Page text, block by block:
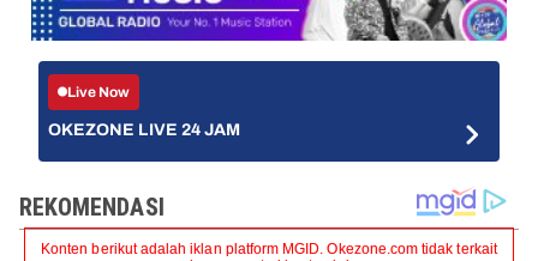
Live Now
OKEZONE LIVE 24 JAM